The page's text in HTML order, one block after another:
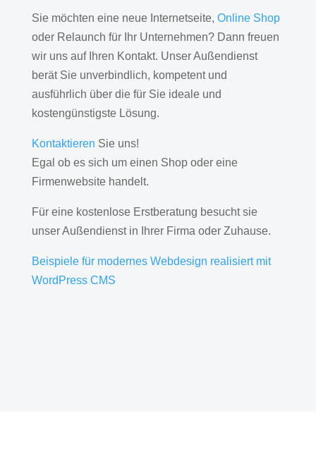
Sie möchten eine neue Internetseite, Online Shop
oder Relaunch für Ihr Unternehmen? Dann freuen
wir uns auf Ihren Kontakt. Unser Außendienst
berät Sie unverbindlich, kompetent und
ausführlich über die für Sie ideale und
kostengünstigste Lösung.
Kontaktieren Sie uns!
Egal ob es sich um einen Shop oder eine
Firmenwebsite handelt.
Für eine kostenlose Erstberatung besucht sie
unser Außendienst in Ihrer Firma oder Zuhause.
Beispiele für modernes Webdesign realisiert mit
WordPress CMS